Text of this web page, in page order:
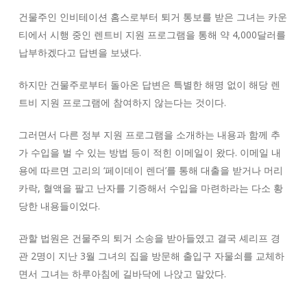
건물주인 인비테이션 홈스로부터 퇴거 통보를 받은 그녀는 카운
티에서 시행 중인 렌트비 지원 프로그램을 통해 약 4,000달러를
납부하겠다고 답변을 보냈다.
하지만 건물주로부터 돌아온 답변은 특별한 해명 없이 해당 렌
트비 지원 프로그램에 참여하지 않는다는 것이다.
그러면서 다른 정부 지원 프로그램을 소개하는 내용과 함께 추
가 수입을 벌 수 있는 방법 등이 적힌 이메일이 왔다. 이메일 내
용에 따르면 고리의 ‘페이데이 렌더’를 통해 대출을 받거나 머리
카락, 혈액을 팔고 난자를 기증해서 수입을 마련하라는 다소 황
당한 내용들이었다.
관할 법원은 건물주의 퇴거 소송을 받아들였고 결국 셰리프 경
관 2명이 지난 3월 그녀의 집을 방문해 출입구 자물쇠를 교체하
면서 그녀는 하루아침에 길바닥에 나앉고 말았다.